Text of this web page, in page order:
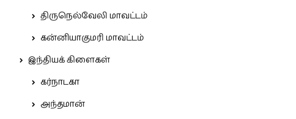
திருநெல்வேலி மாவட்டம்
கன்னியாகுமரி மாவட்டம்
இந்தியக் கிளைகள்
கர்நாடகா
அந்தமான்